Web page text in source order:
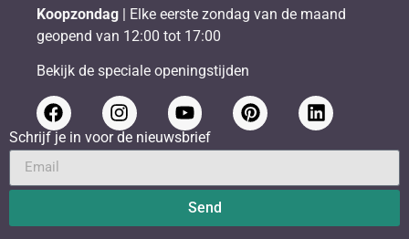
Koopzondag | Elke eerste zondag van de maand
geopend van 12:00 tot 17:00
Bekijk de speciale openingstijden
Schrijf je in voor de nieuwsbrief
Send